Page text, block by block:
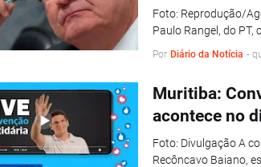
Foto: Reprodução/
Paulo Rangel, do PT,
Por Diário da Notícia -
Muritiba:
acontece no
Foto: Divulgação A
Recôncavo Baiano,